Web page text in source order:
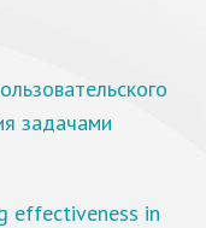
задачами
effectiveness in